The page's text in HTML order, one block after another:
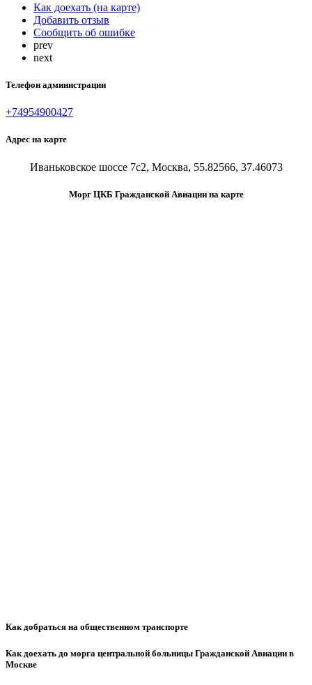
Как доехать (на карте)
Добавить отзыв
Сообщить об ошибке
prev
next
Телефон администрации
+74954900427
Адрес на карте
Иваньковское шоссе 7с2, Москва, 55.82566, 37.46073
Морг ЦКБ Гражданской Авиации на карте
Как добраться на общественном транспорте
Как доехать до морга центральной больницы Гражданской Авиации в
Москве